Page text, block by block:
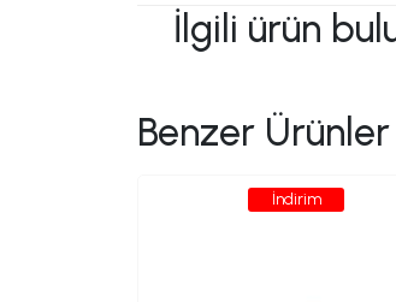
İlgili ürün
Benzer Ürünler
İndirim